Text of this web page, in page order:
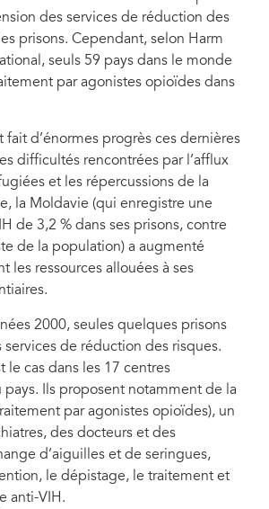
des services de réduction des
prisons. Cependant, selon Harm
seuls 59 pays dans le monde
par agonistes opioïdes dans
fait d’énormes progrès ces dernières
difficultés rencontrées par l’afflux
et les répercussions de la
la Moldavie (qui enregistre une
de 3,2 % dans ses prisons, contre
de la population) a augmenté
les ressources allouées à ses
2000, seules quelques prisons
services de réduction des risques.
le cas dans les 17 centres
Ils proposent notamment de la
par agonistes opioïdes), un
des docteurs et des
d’aiguilles et de seringues,
le dépistage, le traitement et
anti-VIH.